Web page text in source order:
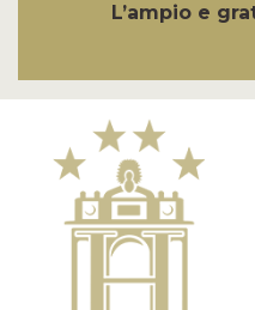
L’ampio e